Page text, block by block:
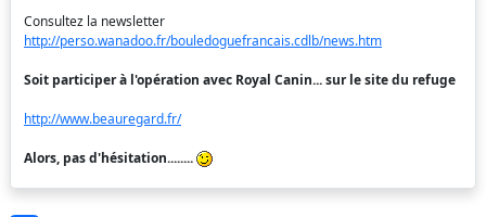
Consultez la newsletter
http://perso.wanadoo.fr/bouledoguefrancais.cdlb/news.htm
Soit participer à l'opération avec Royal Canin... sur le site du refuge
http://www.beauregard.fr/
Alors, pas d'hésitation........